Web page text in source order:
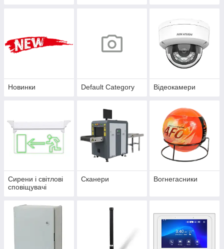
Новинки Default Category Відеокамери
Сирени і світлові
сповіщувачі
Сканери Вогнегасники